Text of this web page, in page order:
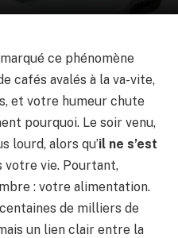
ce phénomène
cafés avalés à la va-vite,
et votre humeur chute
pourquoi. Le soir venu,
lourd, alors qu’il ne s’est
votre vie. Pourtant,
: votre alimentation.
de milliers de
un lien clair entre la